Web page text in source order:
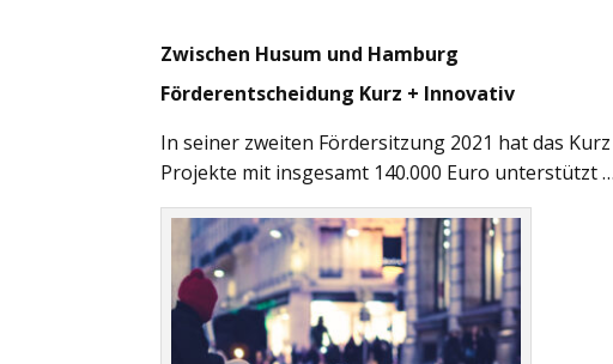
Zwischen Husum und Hamburg
Förderentscheidung Kurz + Innovativ
In seiner zweiten Fördersitzung 2021 hat das
Projekte mit insgesamt 140.000 Euro unterstützt